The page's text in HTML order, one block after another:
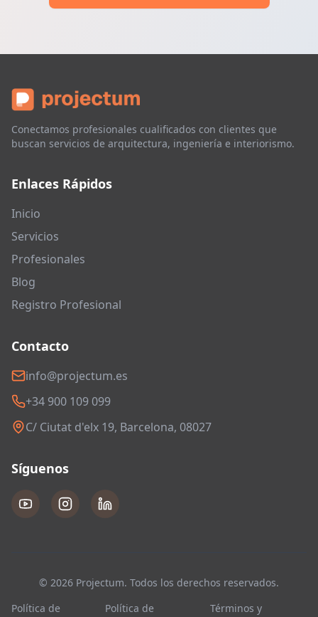
Conectamos profesionales cualificados con clientes que
buscan servicios de arquitectura, ingeniería e interiorismo.
Enlaces Rápidos
Inicio
Servicios
Profesionales
Blog
Registro Profesional
Contacto
info@projectum.es
+34 900 109 099
C/ Ciutat d'elx 19, Barcelona, 08027
Síguenos
© 2026 Projectum. Todos los derechos reservados.
Política de
Política de
Términos y